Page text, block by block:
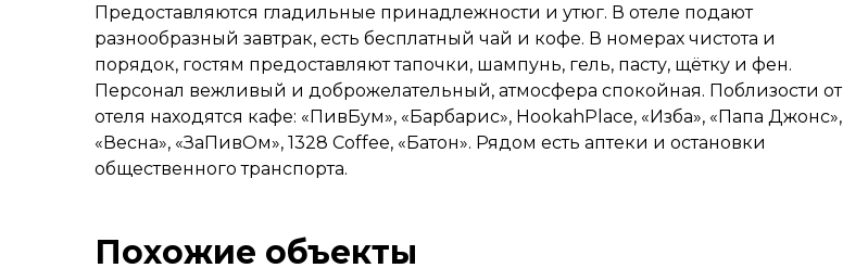
Предоставляются гладильные принадлежности и утюг. В отеле подают
разнообразный завтрак, есть бесплатный чай и кофе. В номерах чистота и
порядок, гостям предоставляют тапочки, шампунь, гель, пасту, щётку и фен.
Персонал вежливый и доброжелательный, атмосфера спокойная. Поблизости от
отеля находятся кафе: «ПивБум», «Барбарис», HookahPlace, «Изба», «Папа Джонс»,
«Весна», «ЗаПивОм», 1328 Coffee, «Батон». Рядом есть аптеки и остановки
общественного транспорта.
Похожие объекты